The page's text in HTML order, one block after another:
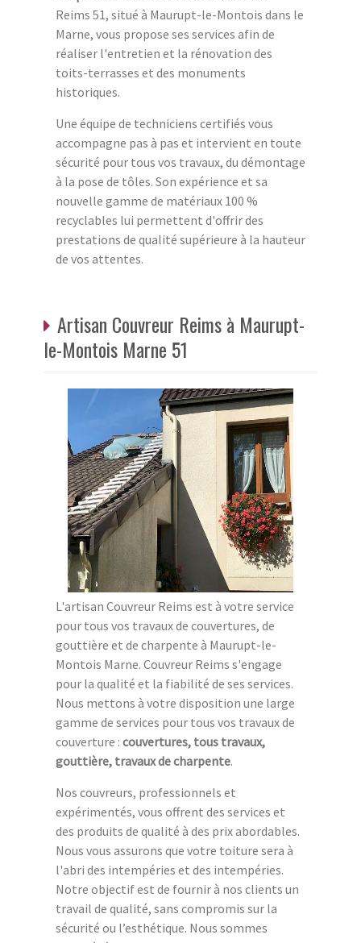
Reims 51, situé à Maurupt-le-Montois dans le
Marne, vous propose ses services afin de
réaliser l'entretien et la rénovation des
toits-terrasses et des monuments
historiques.
Une équipe de techniciens certifiés vous
accompagne pas à pas et intervient en toute
sécurité pour tous vos travaux, du démontage
à la pose de tôles. Son expérience et sa
nouvelle gamme de matériaux 100 %
recyclables lui permettent d'offrir des
prestations de qualité supérieure à la hauteur
de vos attentes.
Artisan Couvreur Reims à Maurupt-
le-Montois Marne 51
L'artisan Couvreur Reims est à votre service
pour tous vos travaux de couvertures, de
gouttière et de charpente à Maurupt-le-
Montois Marne. Couvreur Reims s'engage
pour la qualité et la fiabilité de ses services.
Nous mettons à votre disposition une large
gamme de services pour tous vos travaux de
couverture : couvertures, tous travaux,
gouttière, travaux de charpente.
Nos couvreurs, professionnels et
expérimentés, vous offrent des services et
des produits de qualité à des prix abordables.
Nous vous assurons que votre toiture sera à
l'abri des intempéries et des intempéries.
Notre objectif est de fournir à nos clients un
travail de qualité, sans compromis sur la
sécurité ou l’esthétique. Nous sommes